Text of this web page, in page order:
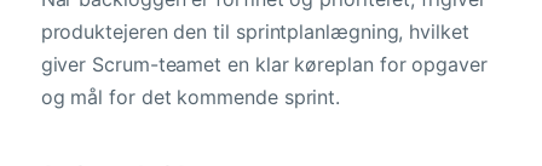
produktejeren den til sprintplanlægning, hvilket
giver Scrum-teamet en klar køreplan for opgaver
og mål for det kommende sprint.